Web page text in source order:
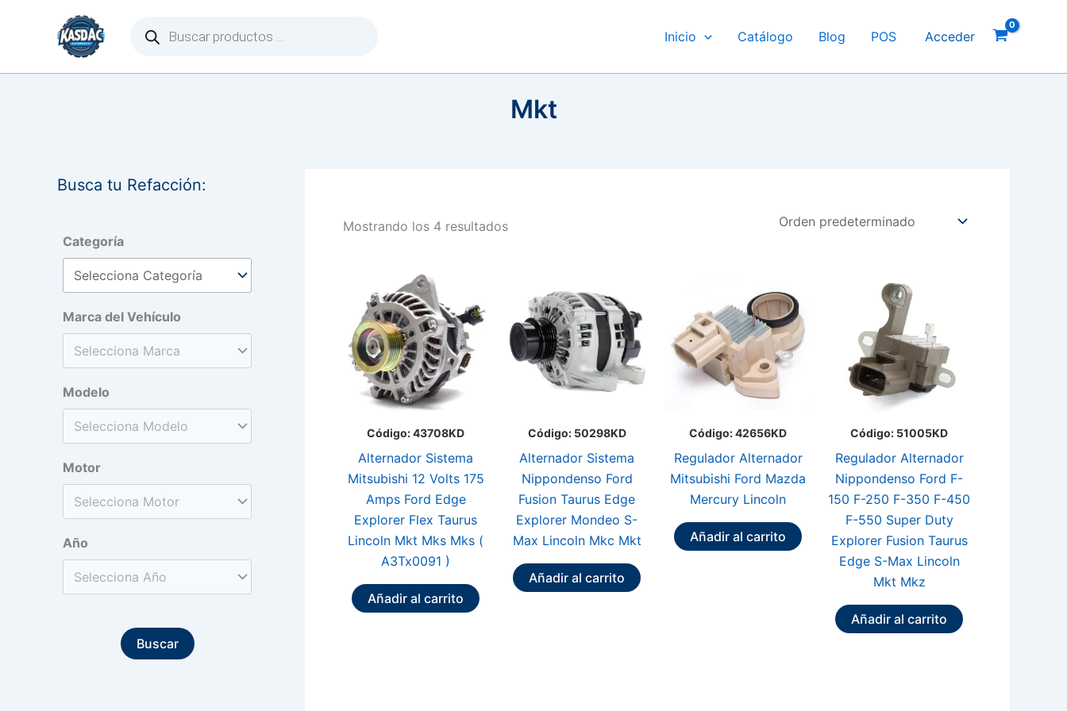
contenido
productos
Inicio Catálogo Blog POS Acceder
Mkt
Busca tu Refacción:
Categoría
Marca del Vehículo
Modelo
Motor
Año
Buscar
Mostrando los 4 resultados
Código: 43708KD
Alternador Sistema
Mitsubishi 12 Volts 175
Amps Ford Edge
Explorer Flex Taurus
Lincoln Mkt Mks Mks (
A3Tx0091 )
Añadir al carrito
Código: 50298KD
Alternador Sistema
Nippondenso Ford
Fusion Taurus Edge
Explorer Mondeo S-
Max Lincoln Mkc Mkt
Añadir al carrito
Código: 42656KD
Regulador Alternador
Mitsubishi Ford Mazda
Mercury Lincoln
Añadir al carrito
Código: 51005KD
Regulador Alternador
Nippondenso Ford F-
150 F-250 F-350 F-450
F-550 Super Duty
Explorer Fusion Taurus
Edge S-Max Lincoln
Mkt Mkz
Añadir al carrito